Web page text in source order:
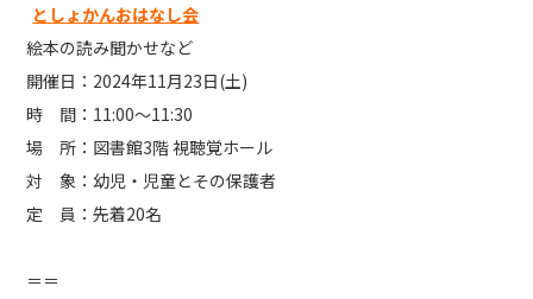
としょかんおはなし会
絵本の読み聞かせなど
開催日：2024年11月23日(土)
時 間：11:00～11:30
場 所：図書館3階 視聴覚ホール
対 象：幼児・児童とその保護者
定 員：先着20名
＝＝